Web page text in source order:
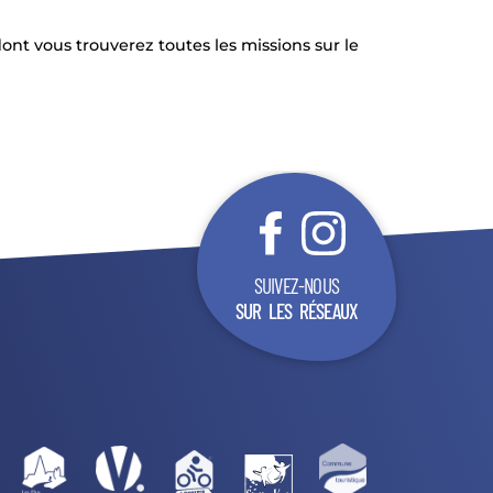
vous trouverez toutes les missions sur le
SUIVEZ-NOUS
SUR LES RÉSEAUX